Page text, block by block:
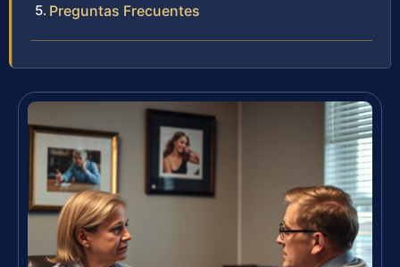
Preguntas Frecuentes